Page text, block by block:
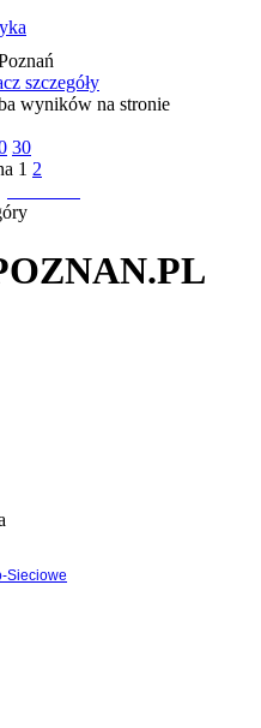
szczegóły
wyników na stronie
30
1 2
Sieciowe